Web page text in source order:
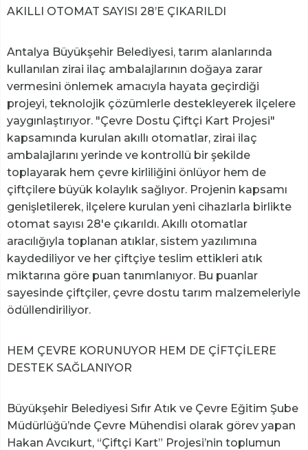
AKILLI OTOMAT SAYISI 28’E ÇIKARILDI
Antalya Büyükşehir Belediyesi, tarım alanlarında
kullanılan zirai ilaç ambalajlarının doğaya zarar
vermesini önlemek amacıyla hayata geçirdiği
projeyi, teknolojik çözümlerle destekleyerek ilçelere
yaygınlaştırıyor. "Çevre Dostu Çiftçi Kart Projesi"
kapsamında kurulan akıllı otomatlar, zirai ilaç
ambalajlarını yerinde ve kontrollü bir şekilde
toplayarak hem çevre kirliliğini önlüyor hem de
çiftçilere büyük kolaylık sağlıyor. Projenin kapsamı
genişletilerek, ilçelere kurulan yeni cihazlarla birlikte
otomat sayısı 28'e çıkarıldı. Akıllı otomatlar
aracılığıyla toplanan atıklar, sistem yazılımına
kaydediliyor ve her çiftçiye teslim ettikleri atık
miktarına göre puan tanımlanıyor. Bu puanlar
sayesinde çiftçiler, çevre dostu tarım malzemeleriyle
ödüllendiriliyor.
HEM ÇEVRE KORUNUYOR HEM DE ÇİFTÇİLERE
DESTEK SAĞLANIYOR
Büyükşehir Belediyesi Sıfır Atık ve Çevre Eğitim Şube
Müdürlüğü’nde Çevre Mühendisi olarak görev yapan
Hakan Avcıkurt, “Çiftçi Kart” Projesi’nin toplumun